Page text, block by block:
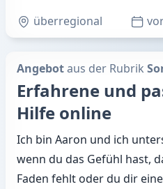
überregional
Angebotaus der Rubrik
Erfahrene und
Hilfe online
Ich bin Aaron und ich
wenn du das Gefühl hast,
Faden fehlt oder du dir